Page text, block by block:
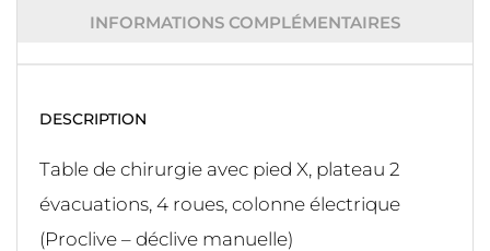
INFORMATIONS COMPLÉMENTAIRES
DESCRIPTION
Table de chirurgie avec pied X, plateau 2
évacuations, 4 roues, colonne électrique
(Proclive – déclive manuelle)